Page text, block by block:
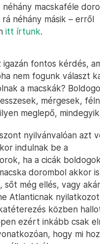
macskaféle
néhány másik – erről
itt írtunk.
igazán fontos kérdés,
nem fogunk választ
a macskák?
mérgesek,
meglepő,
nyilvánvalóan azt
indulnak be a
ha a cicák
dorombol akkor
sőt még ellés, vagy
Atlanticnak
közben
ezért inkább csak
hogy mi